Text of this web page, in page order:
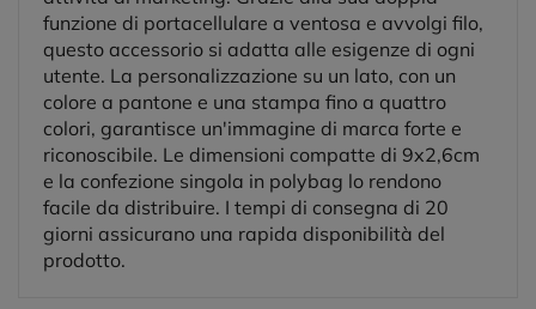
funzione di portacellulare a ventosa e avvolgi filo,
questo accessorio si adatta alle esigenze di ogni
utente. La personalizzazione su un lato, con un
colore a pantone e una stampa fino a quattro
colori, garantisce un'immagine di marca forte e
riconoscibile. Le dimensioni compatte di 9x2,6cm
e la confezione singola in polybag lo rendono
facile da distribuire. I tempi di consegna di 20
giorni assicurano una rapida disponibilità del
prodotto.